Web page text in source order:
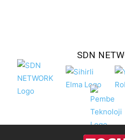
SDN